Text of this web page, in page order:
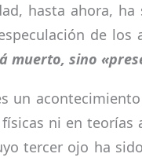
hasta ahora,
de los
muerto, sino
es un
ni en
tercer ojo ha